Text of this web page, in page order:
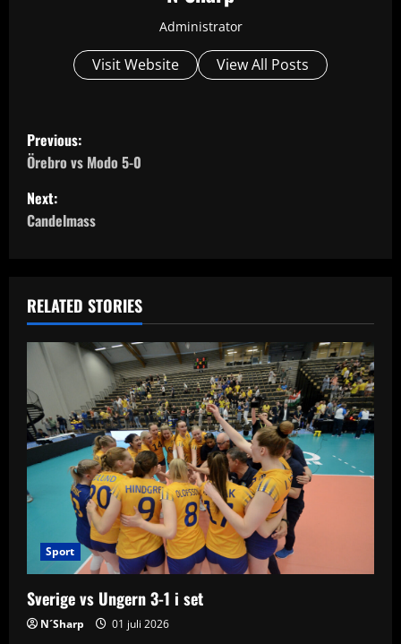
Administrator
Visit Website View All Posts
P
o
s
a
v
i
g
a
t
o
n
Previous:
Örebro vs Modo 5-0
Next:
Candelmass
RELATED STORIES
Sport
Sverige vs Ungern 3-1 i set
N´Sharp 01 juli 2026